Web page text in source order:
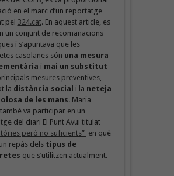
en el marc d’un reportatge
pel 324.cat. En aquest article, es
un conjunt de recomanacions
i s’apuntava que les
casolanes són una mesura
i mai un substitut
mesures preventives,
la distància social i la neteja
de les mans. Maria
va participar en un
del diari El Punt Avui titulat
però no suficients” en què
repàs dels tipus de
que s’utilitzen actualment.